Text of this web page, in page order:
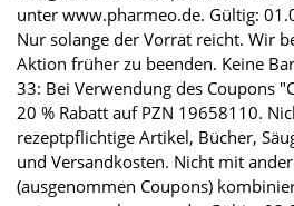
unter www.pharmeo.de. Gültig:
Nur solange der Vorrat reicht. Wir
Aktion früher zu beenden. Keine
33: Bei Verwendung des Coupons
20 % Rabatt auf PZN 19658110.
rezeptpflichtige Artikel, Bücher,
und Versandkosten. Nicht mit
(ausgenommen Coupons)